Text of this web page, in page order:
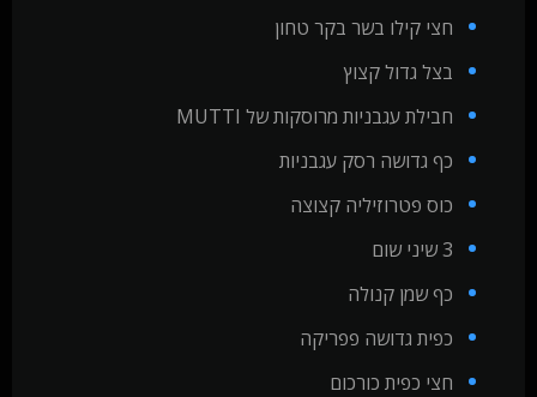
חצי קילו בשר בקר טחון
בצל גדול קצוץ
חבילת עגבניות מרוסקות של MUTTI
כף גדושה רסק עגבניות
כוס פטרוזיליה קצוצה
3 שיני שום
כף שמן קנולה
כפית גדושה פפריקה
חצי כפית כורכום